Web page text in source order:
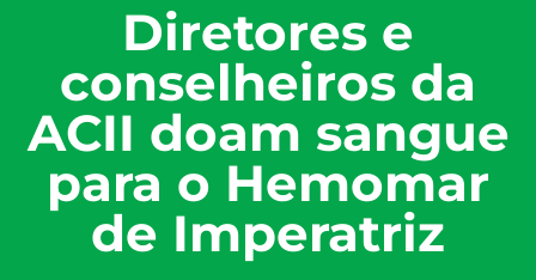
Diretores e
conselheiros da
ACII doam sangue
para o Hemomar
de Imperatriz